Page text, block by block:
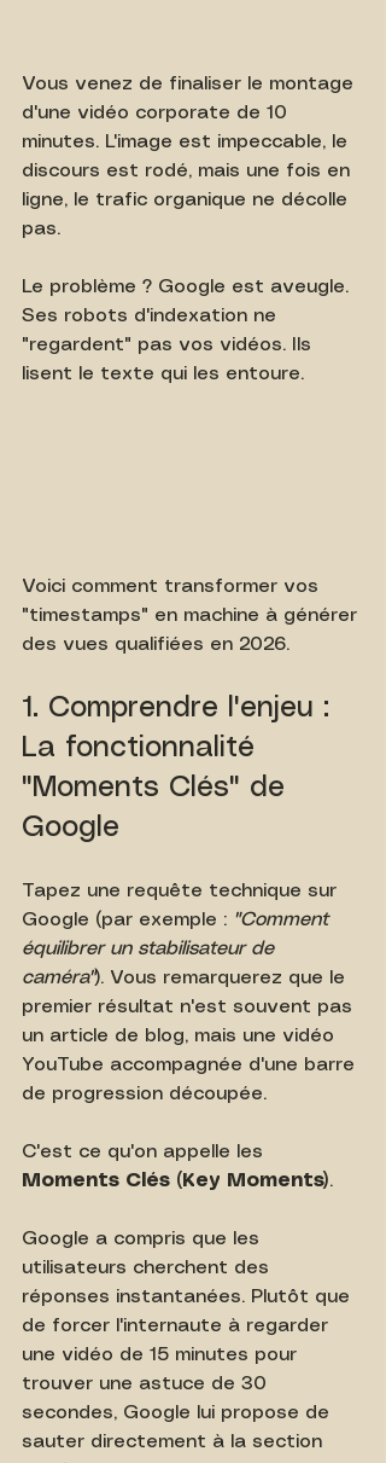
Vous venez de finaliser le montage
d'une vidéo corporate de 10
minutes. L'image est impeccable, le
discours est rodé, mais une fois en
ligne, le trafic organique ne décolle
pas.
Le problème ? Google est aveugle.
Ses robots d'indexation ne
"regardent" pas vos vidéos. Ils
lisent le texte qui les entoure.
Voici comment transformer vos
"timestamps" en machine à générer
des vues qualifiées en 2026.
1. Comprendre l'enjeu :
La fonctionnalité
"Moments Clés" de
Google
Tapez une requête technique sur
Google (par exemple : "Comment
équilibrer un stabilisateur de
caméra"). Vous remarquerez que le
premier résultat n'est souvent pas
un article de blog, mais une vidéo
YouTube accompagnée d'une barre
de progression découpée.
C'est ce qu'on appelle les
Moments Clés (Key Moments).
Google a compris que les
utilisateurs cherchent des
réponses instantanées. Plutôt que
de forcer l'internaute à regarder
une vidéo de 15 minutes pour
trouver une astuce de 30
secondes, Google lui propose de
sauter directement à la section